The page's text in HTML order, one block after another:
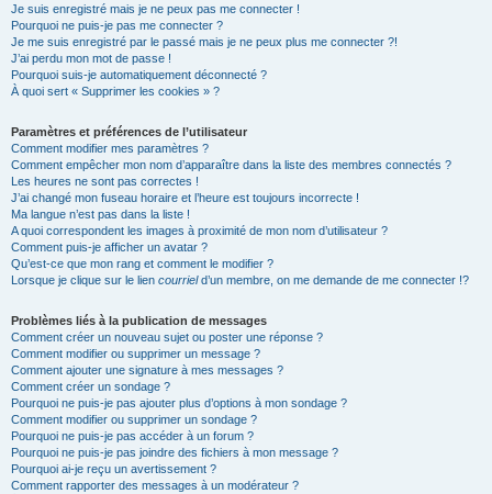
Je suis enregistré mais je ne peux pas me connecter !
Pourquoi ne puis-je pas me connecter ?
Je me suis enregistré par le passé mais je ne peux plus me connecter ?!
J’ai perdu mon mot de passe !
Pourquoi suis-je automatiquement déconnecté ?
À quoi sert « Supprimer les cookies » ?
Paramètres et préférences de l’utilisateur
Comment modifier mes paramètres ?
Comment empêcher mon nom d’apparaître dans la liste des membres connectés ?
Les heures ne sont pas correctes !
J’ai changé mon fuseau horaire et l’heure est toujours incorrecte !
Ma langue n’est pas dans la liste !
A quoi correspondent les images à proximité de mon nom d’utilisateur ?
Comment puis-je afficher un avatar ?
Qu’est-ce que mon rang et comment le modifier ?
Lorsque je clique sur le lien courrield’un membre, on me demande de me connecter !?
Problèmes liés à la publication de messages
Comment créer un nouveau sujet ou poster une réponse ?
Comment modifier ou supprimer un message ?
Comment ajouter une signature à mes messages ?
Comment créer un sondage ?
Pourquoi ne puis-je pas ajouter plus d’options à mon sondage ?
Comment modifier ou supprimer un sondage ?
Pourquoi ne puis-je pas accéder à un forum ?
Pourquoi ne puis-je pas joindre des fichiers à mon message ?
Pourquoi ai-je reçu un avertissement ?
Comment rapporter des messages à un modérateur ?